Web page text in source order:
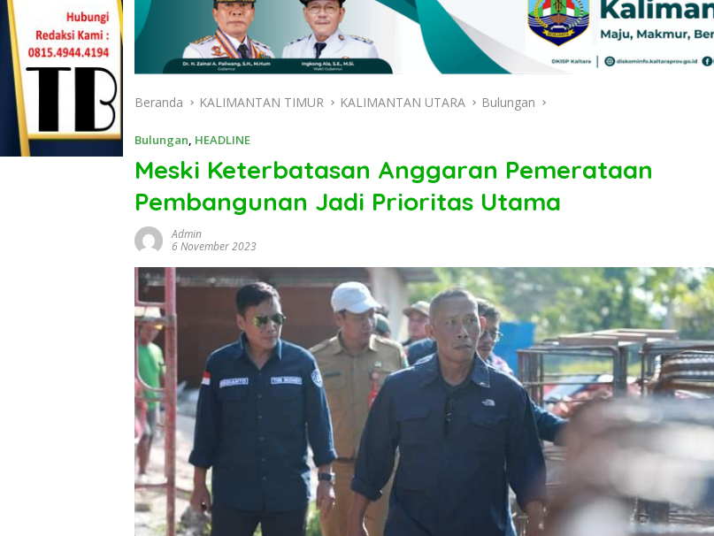
Beranda KALIMANTAN TIMUR KALIMANTAN UTARA Bulungan
Bulungan, HEADLINE
Meski Keterbatasan Anggaran Pemerataan
Pembangunan Jadi Prioritas Utama
Admin
6 November 2023